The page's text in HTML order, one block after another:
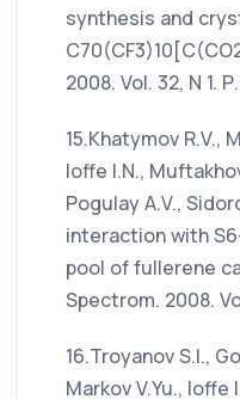
synthesis and
2008. Vol. 32, N 1.
15.Khatymov R.V.,
Ioffe I.N.,
Pogulay A.V.,
interaction with
pool of fullerene
Spectrom. 2008.
16.Troyanov S.I.,
Markov V.Yu., Ioffe